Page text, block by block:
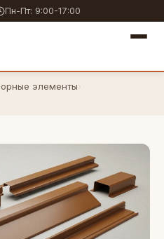
Пн-Пт: 9:00-17:00
элементы›